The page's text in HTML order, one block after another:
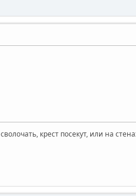
крест посекут, или на